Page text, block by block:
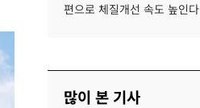
편으로 체질개선 속도 높인다
많이 본 기사